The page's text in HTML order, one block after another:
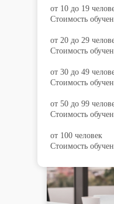
от 10 до 19
Стоимость
от 20 до 29
Стоимость
от 30 до 49
Стоимость
от 50 до 99
Стоимость
от 100 человек
Стоимость